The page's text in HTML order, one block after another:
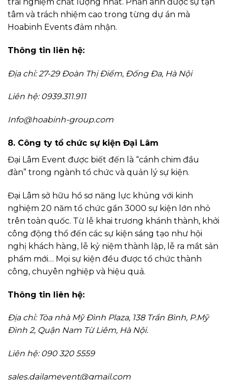
tâm và trách nhiệm cao trong từng dự án mà
Hoabinh Events đảm nhận.
Thông tin liên hệ:
Địa chỉ: 27-29 Đoàn Thị Điểm, Đống Đa, Hà Nội
Liên hệ: 0939.311.911
Info@hoabinh-group.com
8. Công ty tổ chức sự kiện Đại Lâm
Đại Lâm Event được biết đến là “cánh chim đầu
đàn” trong ngành tổ chức và quản lý sự kiện.
Đại Lâm sở hữu hồ sơ năng lực khủng với kinh
nghiệm 20 năm tổ chức gần 3000 sự kiện lớn nhỏ
trên toàn quốc. Từ lễ khai trương khánh thành, khởi
công động thổ đến các sự kiện sáng tạo như hội
nghị khách hàng, lễ kỷ niệm thành lập, lễ ra mắt sản
phẩm mới… Mọi sự kiện đều được tổ chức thành
công, chuyên nghiệp và hiệu quả.
Thông tin liên hệ:
Địa chỉ: Tòa nhà Mỹ Đình Plaza, 138 Trần Bình, P.Mỹ
Đình 2, Quận Nam Từ Liêm, Hà Nội.
Liên hệ: 090 320 5559
sales.dailamevent@gmail.com